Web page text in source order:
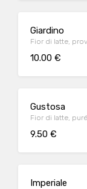
Giardino
Fior di latte,
10.00 €
Gustosa
Fior di latte,
9.50 €
Imperiale